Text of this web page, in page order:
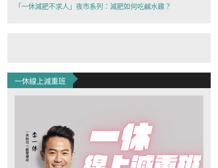
「一休減肥不求人」夜市系列：減肥如何吃鹹水雞？
一休線上減重班